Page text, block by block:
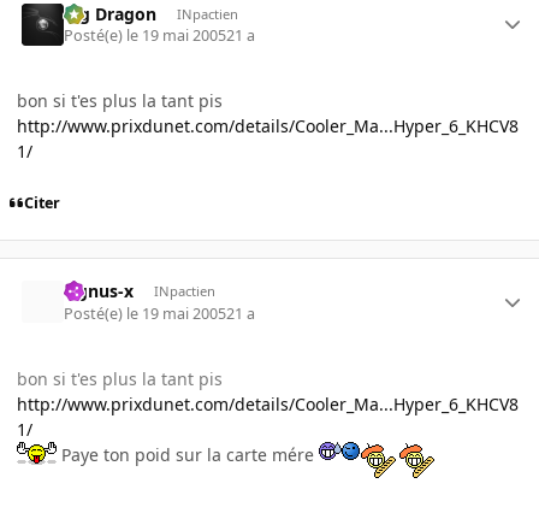
Big Dragon INpactien
Posté(e) le 19 mai 200521 a
bon si t'es plus la tant pis
http://www.prixdunet.com/details/Cooler_Ma...Hyper_6_KHCV8
1/
Citer
cignus-x INpactien
Posté(e) le 19 mai 200521 a
bon si t'es plus la tant pis
http://www.prixdunet.com/details/Cooler_Ma...Hyper_6_KHCV8
1/
Paye ton poid sur la carte mére